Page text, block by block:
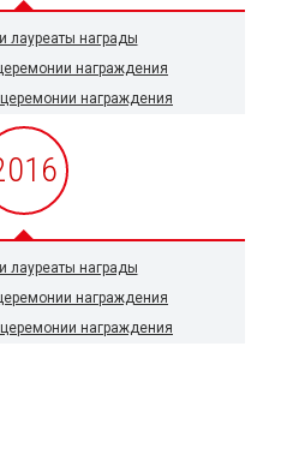
лауреаты награды
награждения
награждения
лауреаты награды
награждения
награждения